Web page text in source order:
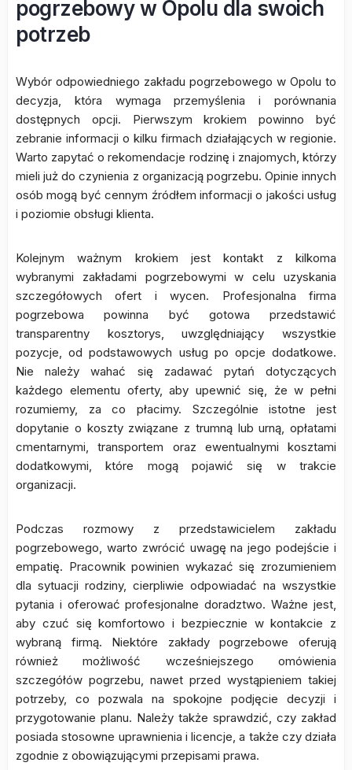
pogrzebowy w Opolu dla swoich
potrzeb
Wybór odpowiedniego zakładu pogrzebowego w Opolu to
decyzja, która wymaga przemyślenia i porównania
dostępnych opcji. Pierwszym krokiem powinno być
zebranie informacji o kilku firmach działających w regionie.
Warto zapytać o rekomendacje rodzinę i znajomych, którzy
mieli już do czynienia z organizacją pogrzebu. Opinie innych
osób mogą być cennym źródłem informacji o jakości usług
i poziomie obsługi klienta.
Kolejnym ważnym krokiem jest kontakt z kilkoma
wybranymi zakładami pogrzebowymi w celu uzyskania
szczegółowych ofert i wycen. Profesjonalna firma
pogrzebowa powinna być gotowa przedstawić
transparentny kosztorys, uwzględniający wszystkie
pozycje, od podstawowych usług po opcje dodatkowe.
Nie należy wahać się zadawać pytań dotyczących
każdego elementu oferty, aby upewnić się, że w pełni
rozumiemy, za co płacimy. Szczególnie istotne jest
dopytanie o koszty związane z trumną lub urną, opłatami
cmentarnymi, transportem oraz ewentualnymi kosztami
dodatkowymi, które mogą pojawić się w trakcie
organizacji.
Podczas rozmowy z przedstawicielem zakładu
pogrzebowego, warto zwrócić uwagę na jego podejście i
empatię. Pracownik powinien wykazać się zrozumieniem
dla sytuacji rodziny, cierpliwie odpowiadać na wszystkie
pytania i oferować profesjonalne doradztwo. Ważne jest,
aby czuć się komfortowo i bezpiecznie w kontakcie z
wybraną firmą. Niektóre zakłady pogrzebowe oferują
również możliwość wcześniejszego omówienia
szczegółów pogrzebu, nawet przed wystąpieniem takiej
potrzeby, co pozwala na spokojne podjęcie decyzji i
przygotowanie planu. Należy także sprawdzić, czy zakład
posiada stosowne uprawnienia i licencje, a także czy działa
zgodnie z obowiązującymi przepisami prawa.